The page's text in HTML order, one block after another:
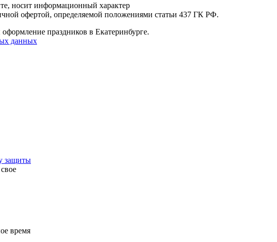
носит информационный характер
офертой, определяемой положениями статьи 437 ГК РФ.
праздников в Екатеринбурге.
данных
защиты
время